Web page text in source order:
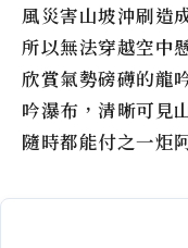
風災害山坡沖刷造
所以無法穿越空中
欣賞氣勢磅礡的龍
吟瀑布，清晰可見
隨時都能付之一炬